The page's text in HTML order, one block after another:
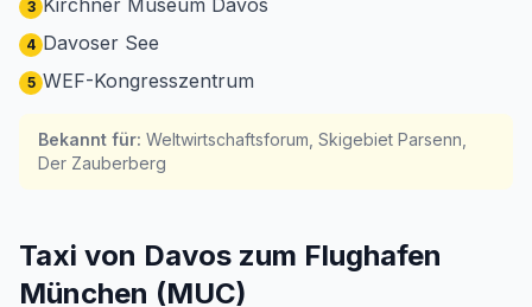
3 Kirchner Museum Davos
4 Davoser See
5 WEF-Kongresszentrum
Bekannt für: Weltwirtschaftsforum, Skigebiet Parsenn,
Der Zauberberg
Taxi von Davos zum Flughafen
München (MUC)